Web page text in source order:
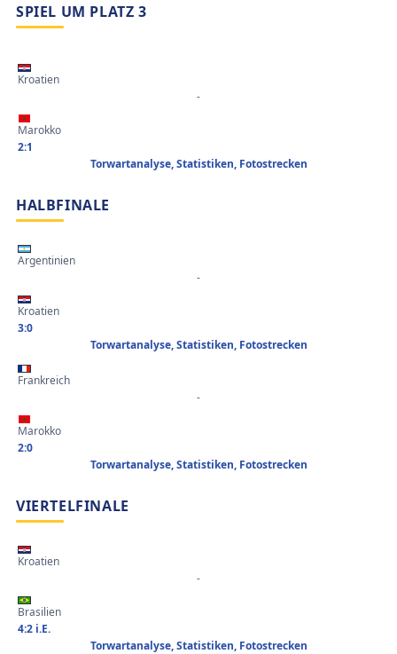
SPIEL UM PLATZ 3
Kroatien
-
Marokko
2:1
Torwartanalyse, Statistiken, Fotostrecken
HALBFINALE
Argentinien
-
Kroatien
3:0
Torwartanalyse, Statistiken, Fotostrecken
Frankreich
-
Marokko
2:0
Torwartanalyse, Statistiken, Fotostrecken
VIERTELFINALE
Kroatien
-
Brasilien
4:2 i.E.
Torwartanalyse, Statistiken, Fotostrecken